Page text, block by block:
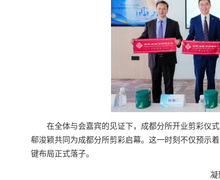
在全体与会嘉宾的见证下，成都分所开业剪彩仪
郗浚颖共同为成都分所剪彩启幕。这一时刻不仅预示
键布局正式落子。
凝